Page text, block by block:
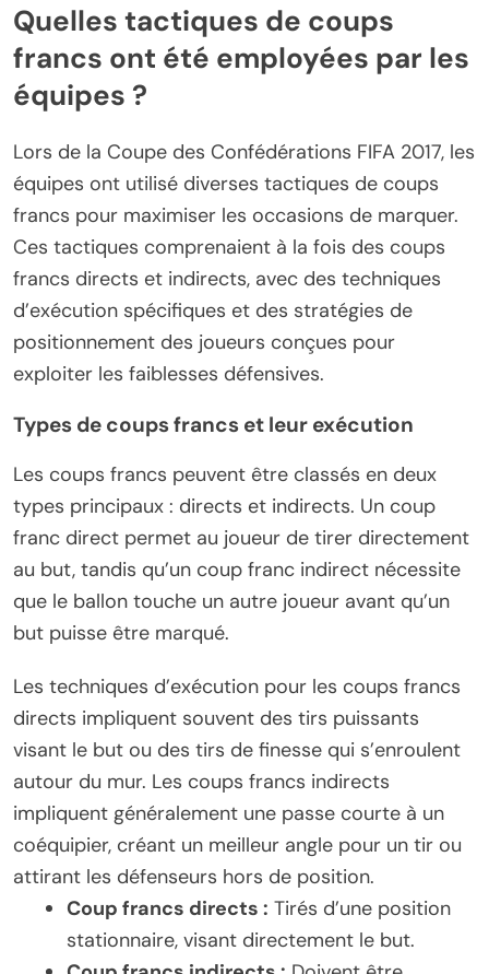
Quelles tactiques de coups
francs ont été employées par les
équipes ?
Lors de la Coupe des Confédérations FIFA 2017, les
équipes ont utilisé diverses tactiques de coups
francs pour maximiser les occasions de marquer.
Ces tactiques comprenaient à la fois des coups
francs directs et indirects, avec des techniques
d’exécution spécifiques et des stratégies de
positionnement des joueurs conçues pour
exploiter les faiblesses défensives.
Types de coups francs et leur exécution
Les coups francs peuvent être classés en deux
types principaux : directs et indirects. Un coup
franc direct permet au joueur de tirer directement
au but, tandis qu’un coup franc indirect nécessite
que le ballon touche un autre joueur avant qu’un
but puisse être marqué.
Les techniques d’exécution pour les coups francs
directs impliquent souvent des tirs puissants
visant le but ou des tirs de finesse qui s’enroulent
autour du mur. Les coups francs indirects
impliquent généralement une passe courte à un
coéquipier, créant un meilleur angle pour un tir ou
attirant les défenseurs hors de position.
Coup francs directs : Tirés d’une position
stationnaire, visant directement le but.